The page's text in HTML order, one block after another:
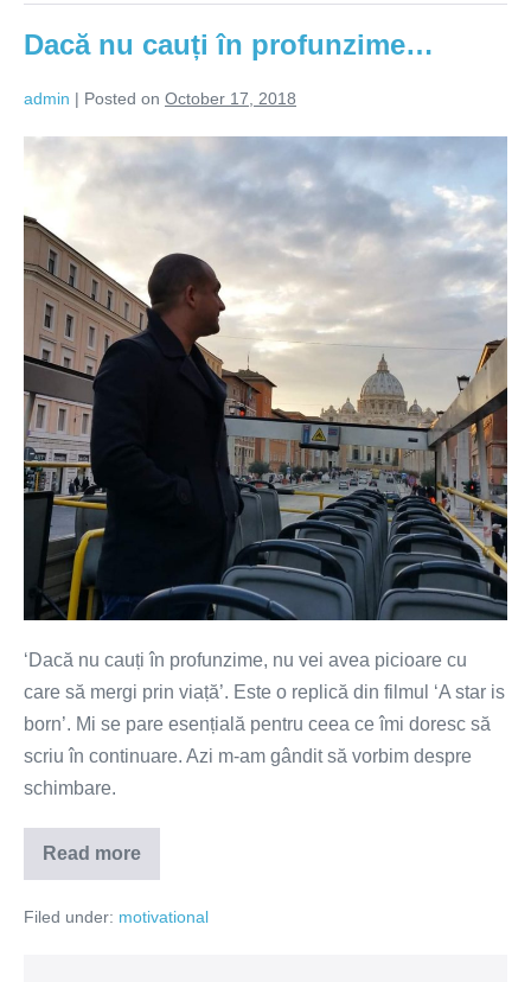
relația
Dacă nu cauți în profunzime…
admin | Posted on October 17, 2018
cauți
profunzime…
‘Dacă nu cauți în profunzime, nu vei avea picioare cu
care să mergi prin viață’. Este o replică din filmul ‘A star is
born’. Mi se pare esențială pentru ceea ce îmi doresc să
scriu în continuare. Azi m-am gândit să vorbim despre
schimbare.
Read more
Dacă
nu
în
Filed under: motivational